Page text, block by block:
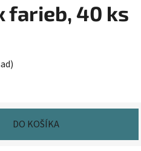
farieb, 40 ks
DO KOŠÍKA